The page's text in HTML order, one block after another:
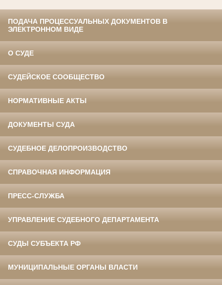
ПОДАЧА ПРОЦЕССУАЛЬНЫХ ДОКУМЕНТОВ В
ЭЛЕКТРОННОМ ВИДЕ
О СУДЕ
СУДЕЙСКОЕ СООБЩЕСТВО
НОРМАТИВНЫЕ АКТЫ
ДОКУМЕНТЫ СУДА
СУДЕБНОЕ ДЕЛОПРОИЗВОДСТВО
СПРАВОЧНАЯ ИНФОРМАЦИЯ
ПРЕСС-СЛУЖБА
УПРАВЛЕНИЕ СУДЕБНОГО ДЕПАРТАМЕНТА
СУДЫ СУБЪЕКТА РФ
МУНИЦИПАЛЬНЫЕ ОРГАНЫ ВЛАСТИ